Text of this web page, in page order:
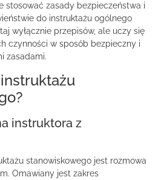
stosować zasady bezpieczeństwa i
do instruktażu ogólnego
wyłącznie przepisów, ale uczy się
czynności w sposób bezpieczny i
zasadami.
instruktora z
stanowiskowego jest rozmowa
Omawiany jest zakres